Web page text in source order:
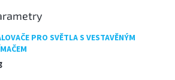
PRO SVĚTLA S VESTAVĚNÝM